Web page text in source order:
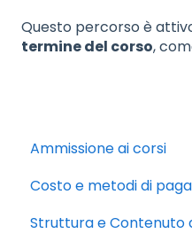
Questo percorso è
termine del corso,
Ammissione ai corsi
Costo e metodi di
Struttura e Contenuto